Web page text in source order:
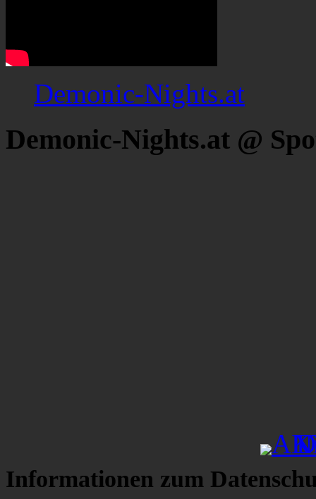
Demonic-Nights.at
Demonic-Nights.at @
Informationen zum